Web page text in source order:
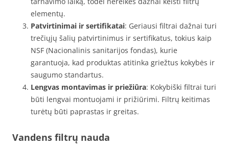
elementų.
Patvirtinimai ir sertifikatai: Geriausi filtrai dažnai turi
trečiųjų šalių patvirtinimus ir sertifikatus, tokius kaip
NSF (Nacionalinis sanitarijos fondas), kurie
garantuoja, kad produktas atitinka griežtus kokybės ir
saugumo standartus.
Lengvas montavimas ir priežiūra: Kokybiški filtrai turi
būti lengvai montuojami ir prižiūrimi. Filtrų keitimas
turėtų būti paprastas ir greitas.
Vandens filtrų nauda